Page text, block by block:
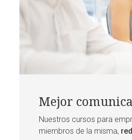
Mejor
Nuestros cursos para
miembros de la misma,